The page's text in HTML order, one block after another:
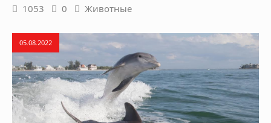
1053 0 Животные
05.08.2022